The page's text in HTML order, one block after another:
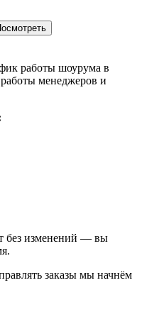
работы шоурума в
менеджеров и
без изменений — вы
заказы мы начнём